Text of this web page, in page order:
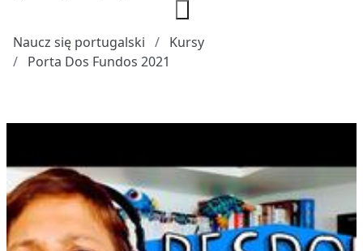
Naucz się portugalski
Kursy
Porta Dos Fundos 2021